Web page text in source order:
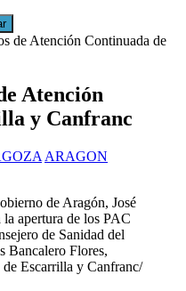
de Atención Continuada de
Atención
y Canfranc
ARAGON
de Aragón, José
apertura de los PAC
de Sanidad del
Bancalero Flores,
Escarrilla y Canfranc/